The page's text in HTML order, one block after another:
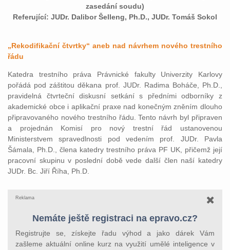
zasedání soudu)
Referující: JUDr. Dalibor Šelleng, Ph.D., JUDr. Tomáš Sokol
„Rekodifikační čtvrtky“ aneb nad návrhem nového trestního
řádu
Katedra trestního práva Právnické fakulty Univerzity Karlovy
pořádá pod záštitou děkana prof. JUDr. Radima Boháče, Ph.D.,
pravidelná čtvrteční diskusní setkání s předními odborníky z
akademické obce i aplikační praxe nad konečným zněním dlouho
připravovaného nového trestního řádu. Tento návrh byl připraven
a projednán Komisí pro nový trestní řád ustanovenou
Ministerstvem spravedlnosti pod vedením prof. JUDr. Pavla
Šámala, Ph.D., člena katedry trestního práva PF UK, přičemž její
pracovní skupinu v poslední době vede další člen naší katedry
JUDr. Bc. Jiří Říha, Ph.D.
Reklama
Nemáte ještě registraci na epravo.cz?
Registrujte se, získejte řadu výhod a jako dárek Vám
zašleme aktuální online kurz na využití umělé inteligence v